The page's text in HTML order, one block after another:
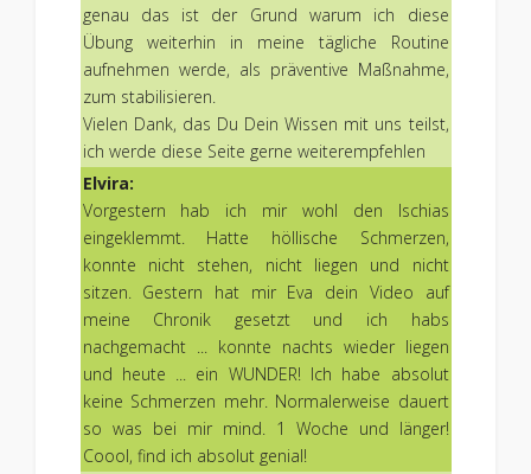
genau das ist der Grund warum ich diese
Übung weiterhin in meine tägliche Routine
aufnehmen werde, als präventive Maßnahme,
zum stabilisieren.
Vielen Dank, das Du Dein Wissen mit uns teilst,
ich werde diese Seite gerne weiterempfehlen
Elvira:
Vorgestern hab ich mir wohl den Ischias
eingeklemmt. Hatte höllische Schmerzen,
konnte nicht stehen, nicht liegen und nicht
sitzen. Gestern hat mir Eva dein Video auf
meine Chronik gesetzt und ich habs
nachgemacht ... konnte nachts wieder liegen
und heute ... ein WUNDER! Ich habe absolut
keine Schmerzen mehr. Normalerweise dauert
so was bei mir mind. 1 Woche und länger!
Coool, find ich absolut genial!